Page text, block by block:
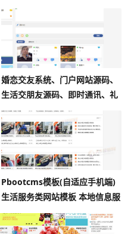
婚恋交友系统、门户网站源码、
生活交朋友源码、即时通讯、礼
物打赏
Pbootcms模板(自适应手机端)
生活服务类网站模板 本地信息服
务网站源码下载